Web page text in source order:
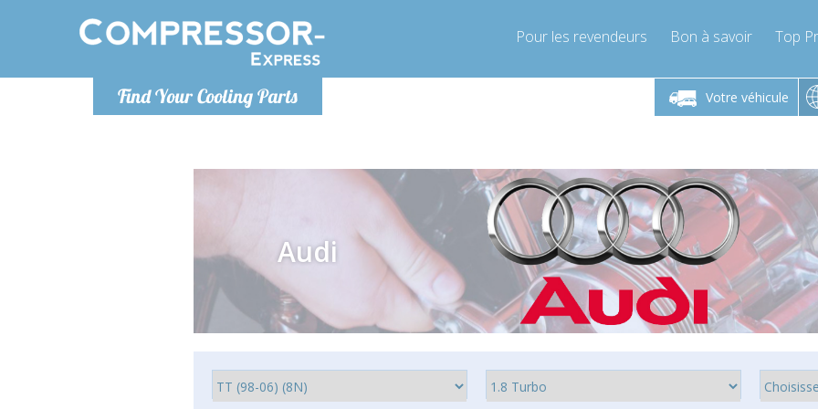
Find Your Cooling Parts
Pour les revendeurs Bon à savoir Top
Votre véhicule
Lundi-Vendredi 9h-17h Lundi-Vendredi 9h-17h
info@compressor-express.fr
Lundi-
Audi